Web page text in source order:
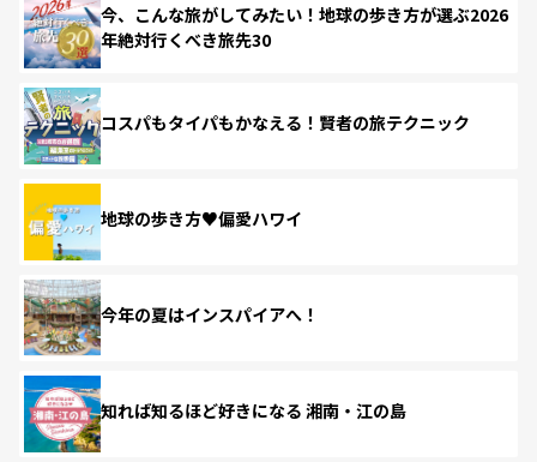
今、こんな旅がしてみたい！地球の歩き方が選ぶ2026
年絶対行くべき旅先30
コスパもタイパもかなえる！賢者の旅テクニック
地球の歩き方♥偏愛ハワイ
今年の夏はインスパイアへ！
知れば知るほど好きになる 湘南・江の島